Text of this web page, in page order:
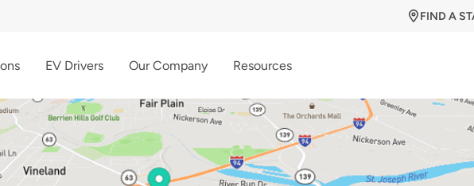
FIND A
EV Drivers Our Company Resources